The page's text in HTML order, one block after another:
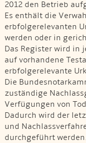
2012 den Betrieb
Es enthält die
erbfolgerelevanten
werden oder in
Das Register wird in
auf vorhandene
erbfolgerelevante
Die
zuständige
Verfügungen von
Dadurch wird der
und
durchgeführt werden.